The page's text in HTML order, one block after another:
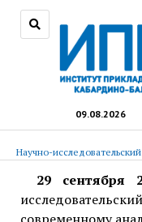
09.08.2026
Научно-
29 сентября